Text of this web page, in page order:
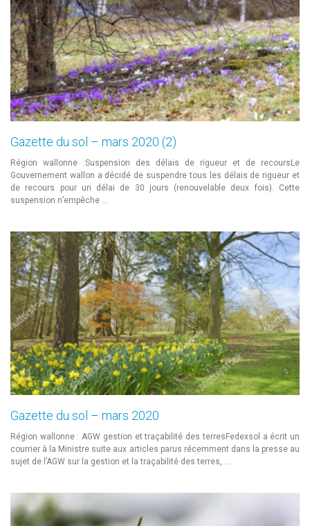
Gazette du sol – mars 2020 (2)
Région wallonne :Suspension des délais de rigueur et de recoursLe
Gouvernement wallon a décidé de suspendre tous les délais de rigueur et
de recours pour un délai de 30 jours (renouvelable deux fois). Cette
suspension n’empêche …
Gazette du sol – mars 2020
Région wallonne : AGW gestion et traçabilité des terresFedexsol a écrit un
courrier à la Ministre suite aux articles parus récemment dans la presse au
sujet de l’AGW sur la gestion et la traçabilité des terres, …